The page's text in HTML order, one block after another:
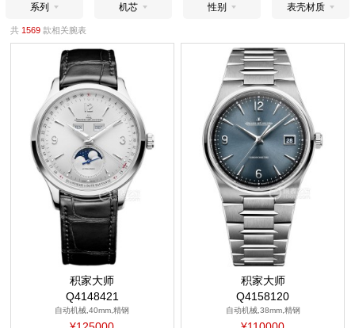
系列 机芯 性别 表壳材质
共 1569款相关腕表
积家大师
Q4148421
自动机械,40mm,精钢
积家大师
Q4158120
自动机械,38mm,精钢